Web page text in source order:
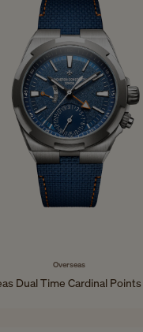
Overseas
Dual Time Cardinal